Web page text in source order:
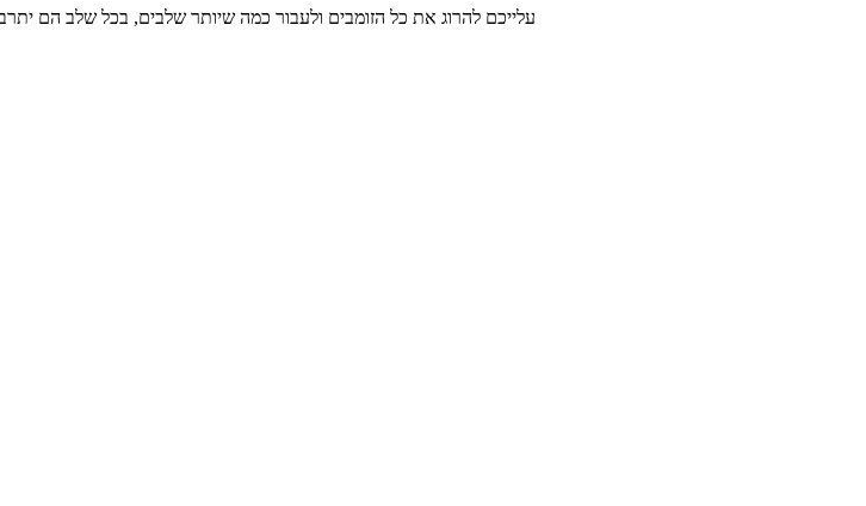
עלייכם להרוג את כל הזומבים ולעבור כמה שיותר שלבים, בכל שלב הם